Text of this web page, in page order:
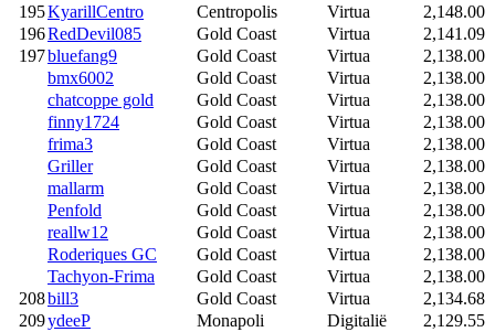
195KyarillCentro Centropolis Virtua
2,148.00
196RedDevil085 Gold Coast Virtua
2,141.09
197bluefang9 Gold Coast Virtua
2,138.00
bmx6002
Gold Coast Virtua
2,138.00
chatcoppe gold
Gold Coast Virtua
2,138.00
finny1724
Gold Coast Virtua
2,138.00
frima3
Gold Coast Virtua
2,138.00
Griller
Gold Coast Virtua
2,138.00
mallarm
Gold Coast Virtua
2,138.00
Penfold
Gold Coast Virtua
2,138.00
reallw12
Gold Coast Virtua
2,138.00
Roderiques GC
Gold Coast Virtua
2,138.00
Tachyon-Frima
Gold Coast Virtua
2,138.00
208bill3 Gold Coast Virtua
2,134.68
209ydeeP Monapoli Digitalië 2,129.55